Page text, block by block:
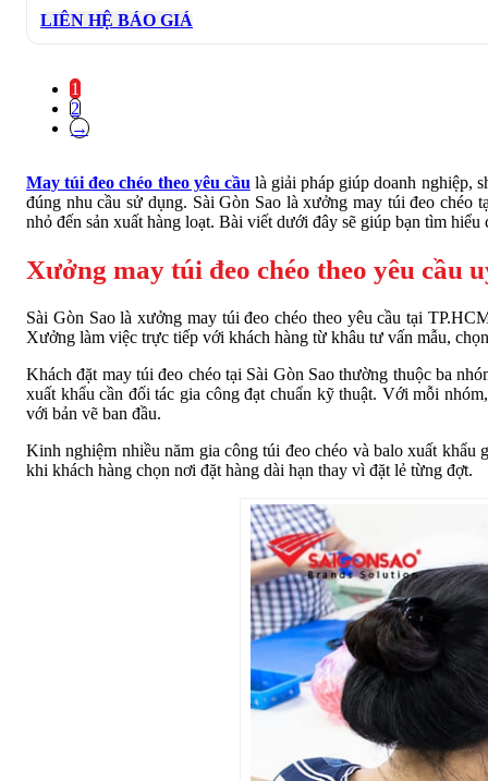
LIÊN HỆ BÁO GIÁ
1
2
→
May túi đeo chéo theo yêu cầu là giải pháp giúp doanh nghiệp,
đúng nhu cầu sử dụng. Sài Gòn Sao là xưởng may túi đeo
nhỏ đến sản xuất hàng loạt. Bài viết dưới đây sẽ giúp bạn tìm
Xưởng may túi đeo chéo theo yêu cầu
Sài Gòn Sao là xưởng may túi đeo chéo theo yêu cầu tại
Xưởng làm việc trực tiếp với khách hàng từ khâu tư vấn mẫu,
Khách đặt may túi đeo chéo tại Sài Gòn Sao thường thuộc ba
xuất khẩu cần đối tác gia công đạt chuẩn kỹ thuật. Với mỗi
với bản vẽ ban đầu.
Kinh nghiệm nhiều năm gia công túi đeo chéo và balo xuất
khi khách hàng chọn nơi đặt hàng dài hạn thay vì đặt lẻ từng đợt.